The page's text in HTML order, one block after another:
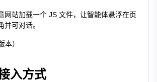
网站加载一个 JS 文件，让智能体悬浮在页
并可对话。
本）
入方式